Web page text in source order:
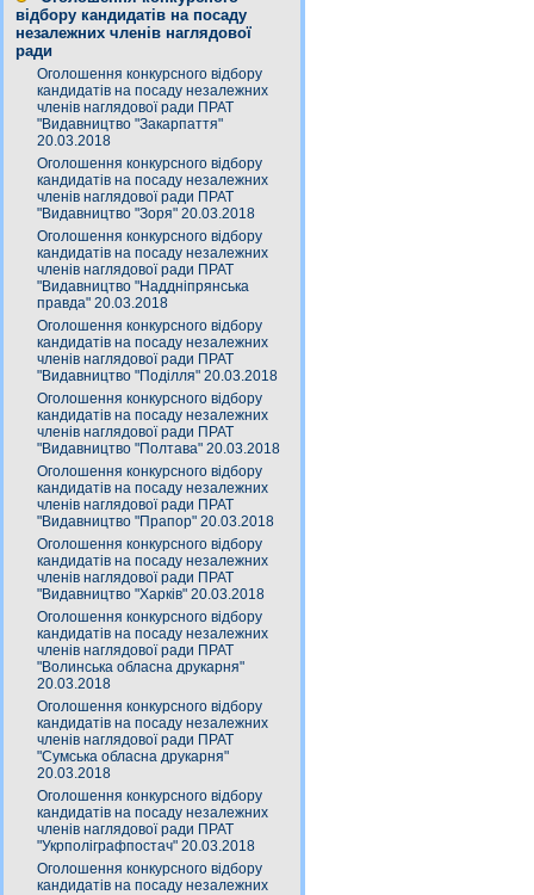
відбору кандидатів на посаду
незалежних членів наглядової
ради
Оголошення конкурсного відбору
кандидатів на посаду незалежних
членів наглядової ради ПРАТ
"Видавництво "Закарпаття"
20.03.2018
Оголошення конкурсного відбору
кандидатів на посаду незалежних
членів наглядової ради ПРАТ
"Видавництво "Зоря" 20.03.2018
Оголошення конкурсного відбору
кандидатів на посаду незалежних
членів наглядової ради ПРАТ
"Видавництво "Наддніпрянська
правда" 20.03.2018
Оголошення конкурсного відбору
кандидатів на посаду незалежних
членів наглядової ради ПРАТ
"Видавництво "Поділля" 20.03.2018
Оголошення конкурсного відбору
кандидатів на посаду незалежних
членів наглядової ради ПРАТ
"Видавництво "Полтава" 20.03.2018
Оголошення конкурсного відбору
кандидатів на посаду незалежних
членів наглядової ради ПРАТ
"Видавництво "Прапор" 20.03.2018
Оголошення конкурсного відбору
кандидатів на посаду незалежних
членів наглядової ради ПРАТ
"Видавництво "Харків" 20.03.2018
Оголошення конкурсного відбору
кандидатів на посаду незалежних
членів наглядової ради ПРАТ
"Волинська обласна друкарня"
20.03.2018
Оголошення конкурсного відбору
кандидатів на посаду незалежних
членів наглядової ради ПРАТ
"Сумська обласна друкарня"
20.03.2018
Оголошення конкурсного відбору
кандидатів на посаду незалежних
членів наглядової ради ПРАТ
"Укрполіграфпостач" 20.03.2018
Оголошення конкурсного відбору
кандидатів на посаду незалежних